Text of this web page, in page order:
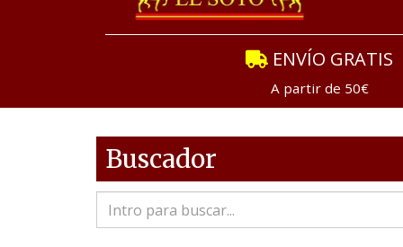
ENVÍO GRATIS
A partir de 50€
Buscador